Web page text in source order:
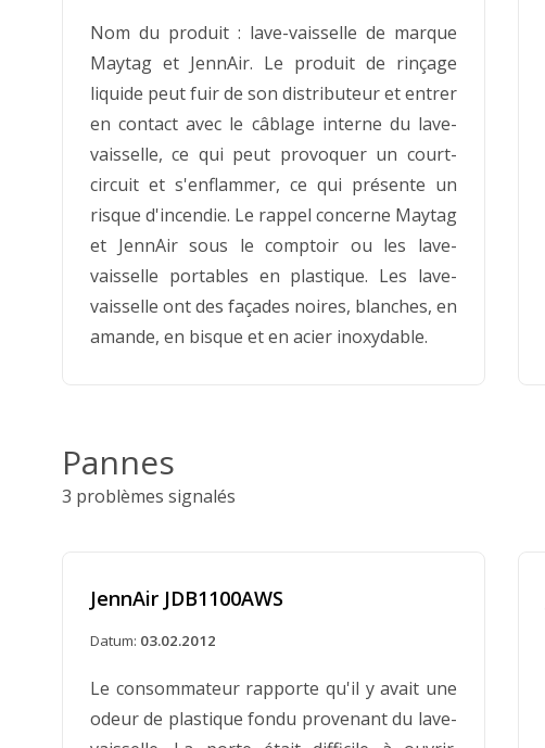
Nom du produit : lave-vaisselle de marque
Maytag et JennAir. Le produit de rinçage
liquide peut fuir de son distributeur et entrer
en contact avec le câblage interne du lave-
vaisselle, ce qui peut provoquer un court-
circuit et s'enflammer, ce qui présente un
risque d'incendie. Le rappel concerne Maytag
et JennAir sous le comptoir ou les lave-
vaisselle portables en plastique. Les lave-
vaisselle ont des façades noires, blanches, en
amande, en bisque et en acier inoxydable.
Pannes
3 problèmes signalés
JennAir JDB1100AWS
Datum: 03.02.2012
Le consommateur rapporte qu'il y avait une
odeur de plastique fondu provenant du lave-